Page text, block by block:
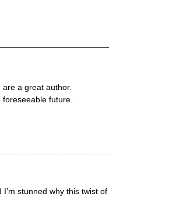
a great author.
future.
stunned why this twist of